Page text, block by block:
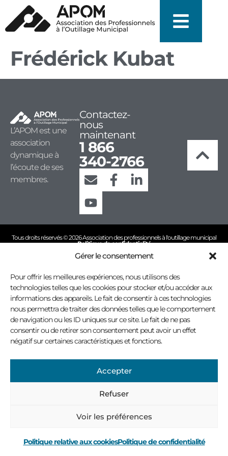
Gérer le consentement
Pour offrir les meilleures expériences, nous utilisons des
technologies telles que les cookies pour stocker et/ou accéder aux
informations des appareils. Le fait de consentir à ces technologies
nous permettra de traiter des données telles que le comportement
de navigation ou les ID uniques sur ce site. Le fait de ne pas
consentir ou de retirer son consentement peut avoir un effet
négatif sur certaines caractéristiques et fonctions.
Accepter
Refuser
Voir les préférences
Politique relative aux cookiesPolitique de confidentialité
Frédérick Kubat
L’APOM est une
association
dynamique à
l’écoute de ses
membres.
Contactez-
nous
maintenant
1 866
340-2766
Tous droits réservés © 2026 Association des professionnels à l'outillage municipal
Politique de confidentialité